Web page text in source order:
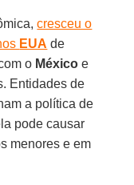
cresceu o
EUA de
o México e
Entidades de
a política de
pode causar
menores e em